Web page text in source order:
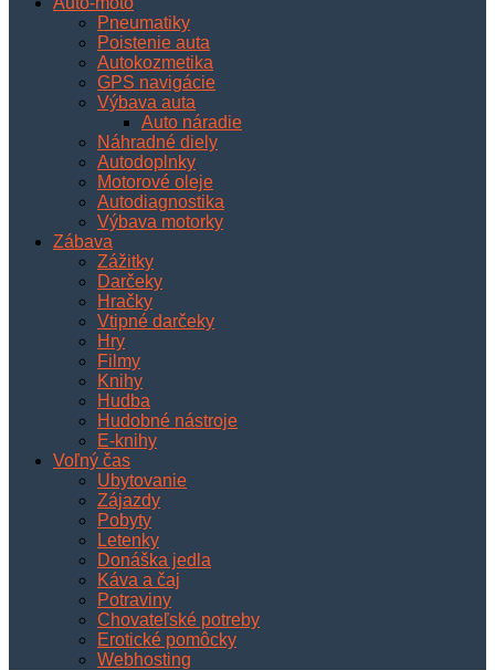
Pneumatiky
Poistenie auta
Autokozmetika
GPS navigácie
Výbava auta
Auto náradie
Náhradné diely
Autodoplnky
Motorové oleje
Autodiagnostika
Výbava motorky
Zábava
Zážitky
Darčeky
Hračky
Vtipné darčeky
Hry
Filmy
Knihy
Hudba
Hudobné nástroje
E-knihy
Voľný čas
Ubytovanie
Zájazdy
Pobyty
Letenky
Donáška jedla
Káva a čaj
Potraviny
Chovateľské potreby
Erotické pomôcky
Webhosting